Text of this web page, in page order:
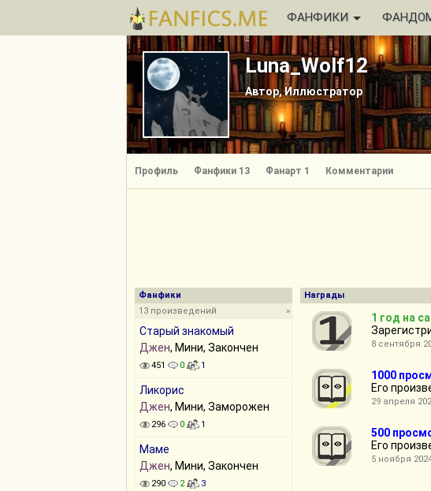
ФАНФИКИ
Luna_Wolf12
Автор, Иллюстратор
Профиль Фанфики 13 Фанарт 1 Комментарии
Фанфики
13 произведений
»
Старый знакомый
Джен, Мини, Закончен
451 0 1
Ликорис
Джен, Мини, Заморожен
296 0 1
Маме
Джен, Мини, Закончен
290 2 3
Награды
1 год на
8 сентября
1000
Его
29 апреля
500
Его
5 ноября